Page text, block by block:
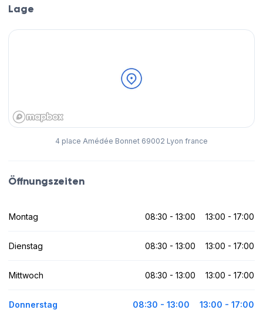
Lage
4 place Amédée Bonnet 69002 Lyon france
Öffnungszeiten
Montag 08:30 - 13:00 13:00 - 17:00
Dienstag 08:30 - 13:00 13:00 - 17:00
Mittwoch 08:30 - 13:00 13:00 - 17:00
Donnerstag 08:30 - 13:00 13:00 - 17:00